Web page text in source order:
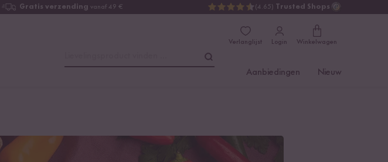
Gratis verzending vanaf 49 € (4.65) Trusted Shops
Verlanglijst Login Winkelwagen
Aanbiedingen Nieuw